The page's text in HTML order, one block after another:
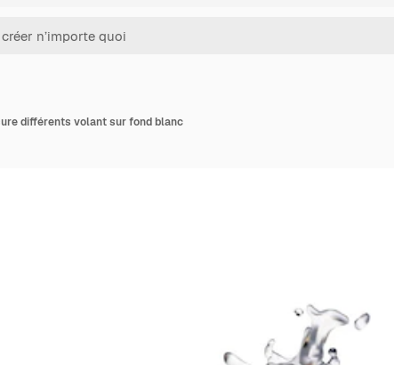
différents volant sur fond blanc